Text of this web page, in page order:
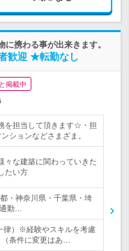
携わる事が出来きます。
歓迎 ★転勤なし
掲載中
を担当して頂きます☆・担
ションなどさまざま。
々な建築に関わっていきた
たい方
・神奈川県・千葉県・埼
勤…
律）※経験やスキルを考慮
条件に変更はあ…